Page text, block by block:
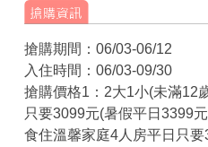
搶購期間：06/03-06/12
入住時間：06/03-09/30
搶購價格1：2大1小(未滿12
只要3099元(暑假平日3399
食住溫馨家庭4人房平日只